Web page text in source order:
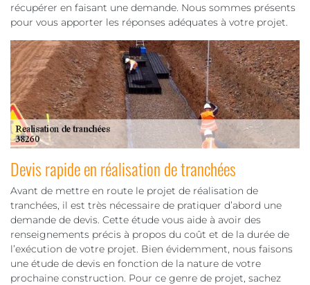
récupérer en faisant une demande. Nous sommes présents
pour vous apporter les réponses adéquates à votre projet.
Devis rapide en réalisation de tranchées
Avant de mettre en route le projet de réalisation de
tranchées, il est très nécessaire de pratiquer d’abord une
demande de devis. Cette étude vous aide à avoir des
renseignements précis à propos du coût et de la durée de
l’exécution de votre projet. Bien évidemment, nous faisons
une étude de devis en fonction de la nature de votre
prochaine construction. Pour ce genre de projet, sachez